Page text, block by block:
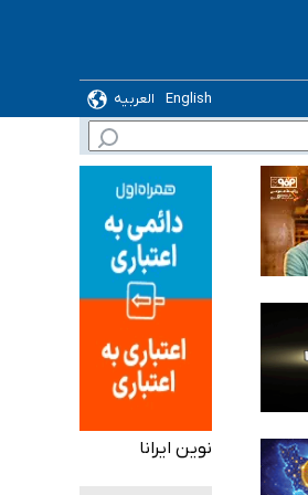
English
العربیه
نوین ایرانا